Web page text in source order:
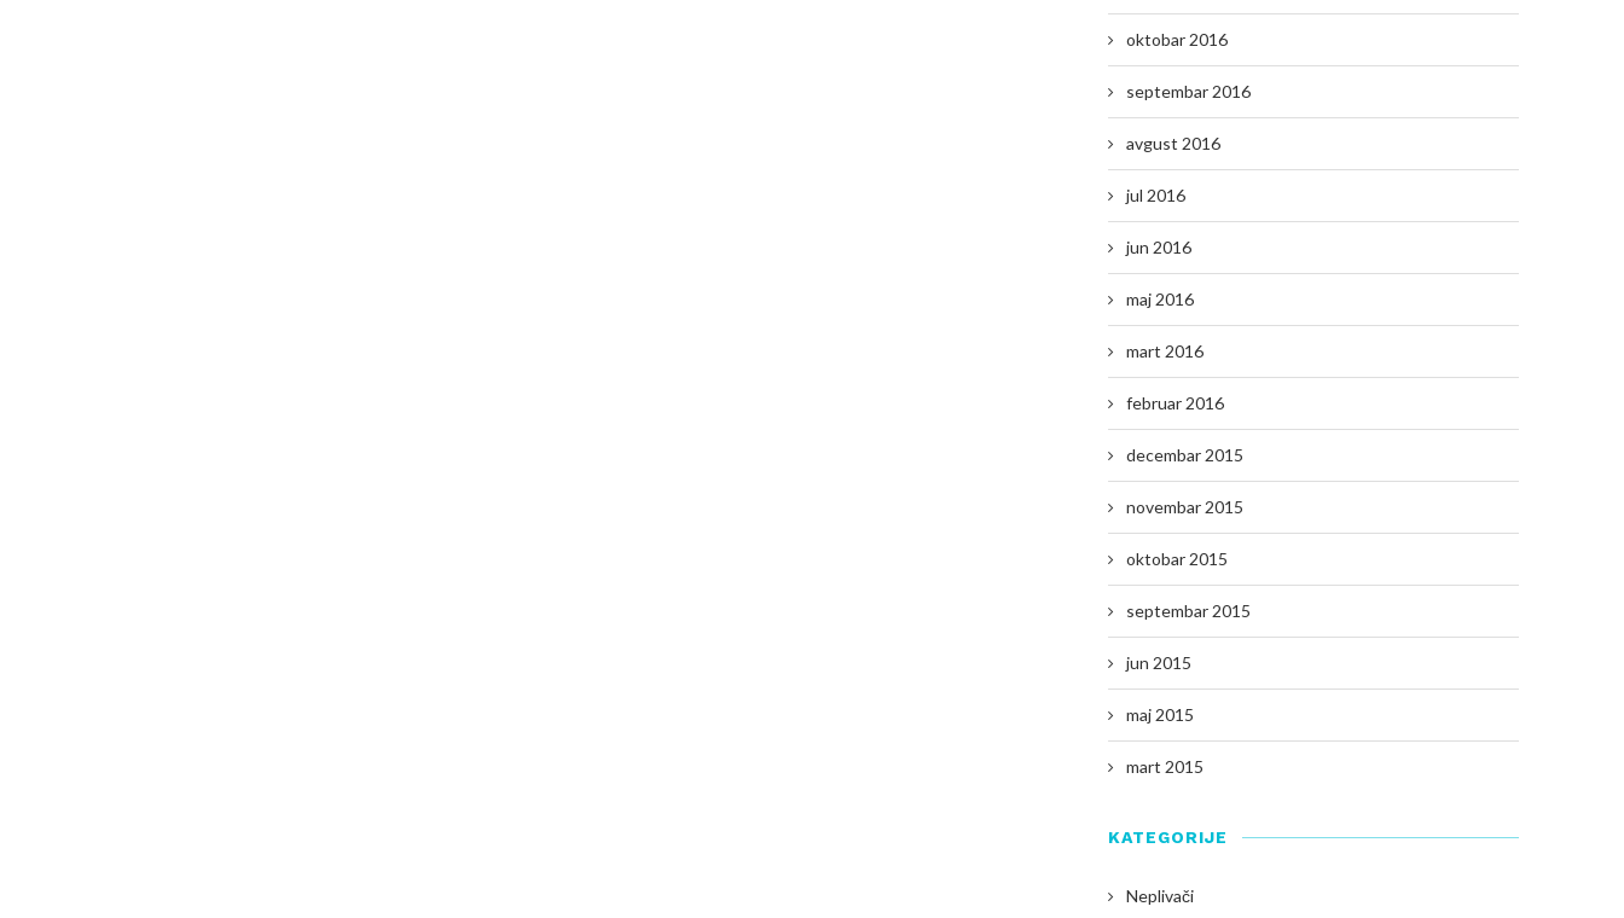
oktobar 2016
septembar 2016
avgust 2016
jul 2016
jun 2016
maj 2016
mart 2016
februar 2016
decembar 2015
novembar 2015
oktobar 2015
septembar 2015
jun 2015
maj 2015
mart 2015
KATEGORIJE
Neplivači